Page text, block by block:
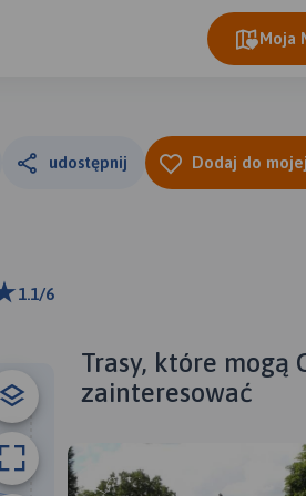
Moja
udostępnij Dodaj do
1.1/6
Trasy, które mogą
zainteresować